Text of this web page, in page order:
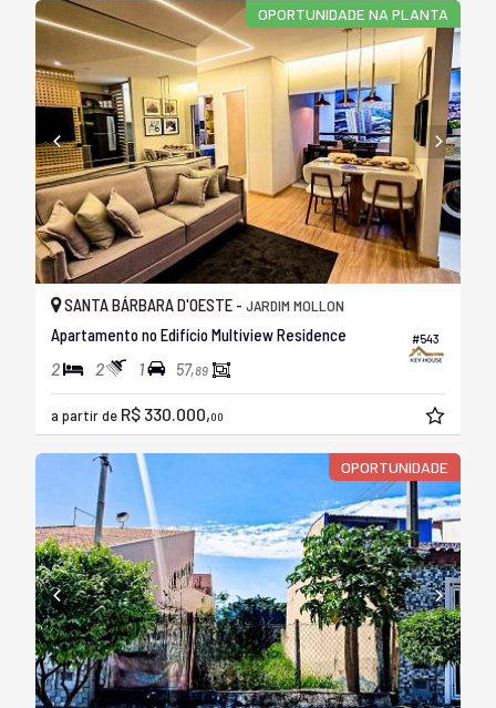
OPORTUNIDADE NA PLANTA
#543
SANTA BÁRBARA D'OESTE - JARDIM MOLLON
Apartamento no Edifício Multiview Residence
2 2 1 57,89
a partir de R$ 330.000,00
OPORTUNIDADE